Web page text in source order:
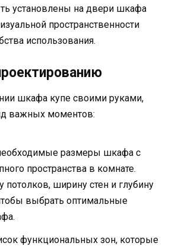
установлены на двери шкафа
пространственности
использования.
шкафа купе своими руками,
важных моментов:
размеры шкафа с
пространства в комнате.
потолков, ширину стен и глубину
выбрать оптимальные
функциональных зон, которые